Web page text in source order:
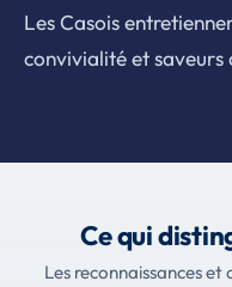
Les Casois
convivialité et saveurs
Ce qui
Les reconnaissances